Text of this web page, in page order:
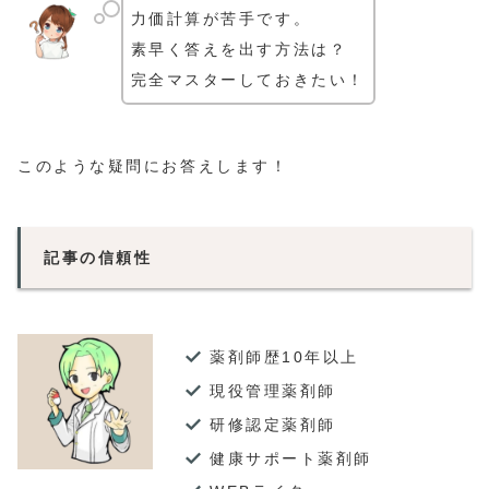
力価計算が苦手です。
素早く答えを出す方法は？
完全マスターしておきたい！
このような疑問にお答えします！
記事の信頼性
薬剤師歴10年以上
現役管理薬剤師
研修認定薬剤師
健康サポート薬剤師